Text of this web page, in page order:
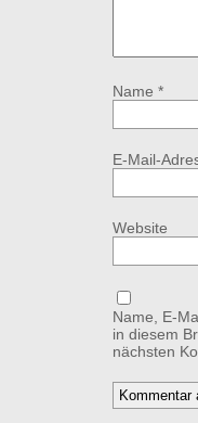
Name *
E-Mail-
Website
Name, E-
in diesem
nächsten